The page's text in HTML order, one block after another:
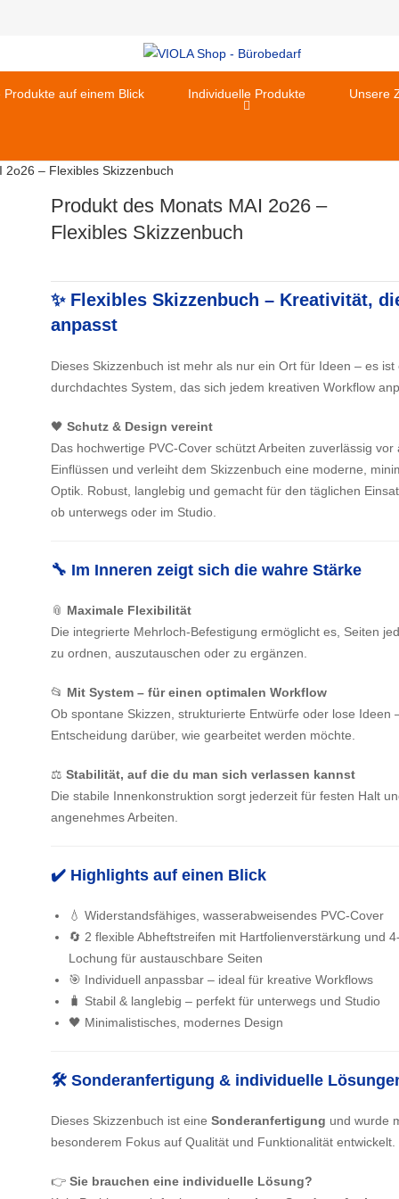
Produkte auf einem Blick Individuelle Produkte Unsere
2o26 – Flexibles Skizzenbuch
Produkt des Monats MAI 2o26 –
Flexibles Skizzenbuch
✨ Flexibles Skizzenbuch – Kreativität,
anpasst
Dieses Skizzenbuch ist mehr als nur ein Ort für Ideen – es ist
durchdachtes System, das sich jedem kreativen Workflow
🖤 Schutz & Design vereint
Das hochwertige PVC-Cover schützt Arbeiten zuverlässig vor
Einflüssen und verleiht dem Skizzenbuch eine moderne,
Optik. Robust, langlebig und gemacht für den täglichen
ob unterwegs oder im Studio.
🔧 Im Inneren zeigt sich die wahre Stärke
📎 Maximale Flexibilität
Die integrierte Mehrloch-Befestigung ermöglicht es, Seiten
zu ordnen, auszutauschen oder zu ergänzen.
📂 Mit System – für einen optimalen Workflow
Ob spontane Skizzen, strukturierte Entwürfe oder lose Ideen
Entscheidung darüber, wie gearbeitet werden möchte.
⚖️ Stabilität, auf die du man sich verlassen kannst
Die stabile Innenkonstruktion sorgt jederzeit für festen Halt
angenehmes Arbeiten.
✔️ Highlights auf einen Blick
💧 Widerstandsfähiges, wasserabweisendes PVC-Cover
🔄 2 flexible Abheftstreifen mit Hartfolienverstärkung und
Lochung für austauschbare Seiten
🎯 Individuell anpassbar – ideal für kreative Workflows
🧳 Stabil & langlebig – perfekt für unterwegs und Studio
🖤 Minimalistisches, modernes Design
🛠️ Sonderanfertigung & individuelle
Dieses Skizzenbuch ist eine Sonderanfertigung und wurde
besonderem Fokus auf Qualität und Funktionalität entwickelt.
👉 Sie brauchen eine individuelle Lösung?